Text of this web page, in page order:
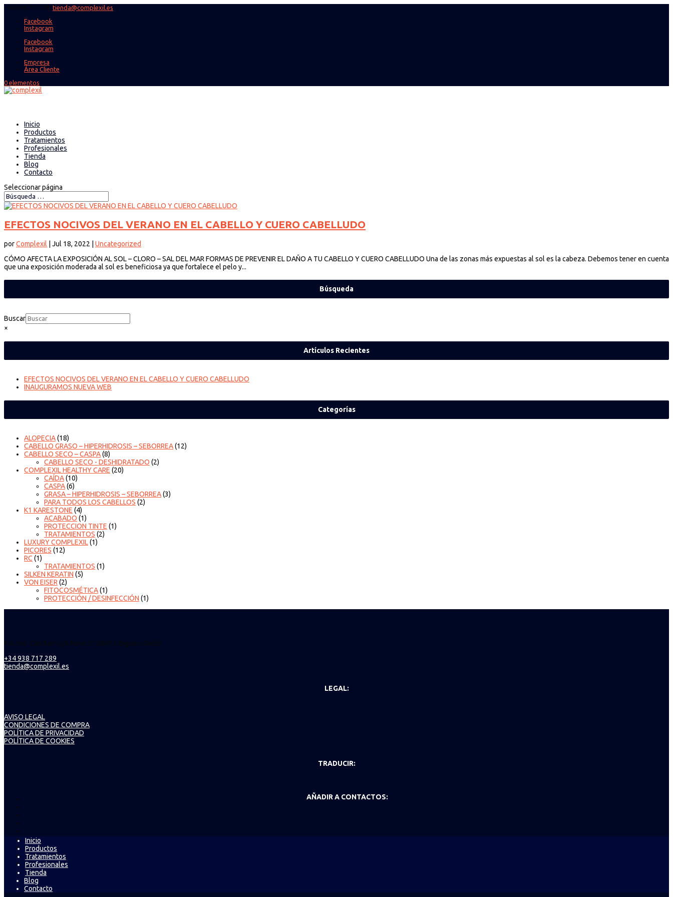
+34 938 717 289 tienda@complexil.es
Facebook
Instagram
Facebook
Instagram
Empresa
Área Cliente
0 elementos
Inicio
Productos
Tratamientos
Profesionales
Tienda
Blog
Contacto
Seleccionar página
EFECTOS NOCIVOS DEL VERANO EN EL CABELLO Y CUERO CABELLUDO
porComplexil Jul 18, 2022
Uncategorized
CÓMO AFECTA LA EXPOSICIÓN AL SOL – CLORO – SAL DEL MAR FORMAS DE PREVENIR EL DAÑO A TU CABELLO Y CUERO CABELLUDO Una de las zonas más expuestas al sol es la cabeza. Debemos tener en cuenta
que una exposición moderada al sol es beneficiosa ya que fortalece el pelo y...
Búsqueda
Buscar
×
Artículos Recientes
EFECTOS NOCIVOS DEL VERANO EN EL CABELLO Y CUERO CABELLUDO
INAUGURAMOS NUEVA WEB
Categorías
ALOPECIA(18)
CABELLO GRASO – HIPERHIDROSIS – SEBORREA(12)
CABELLO SECO – CASPA(8)
CABELLO SECO - DESHIDRATADO (2)
COMPLEXIL HEALTHY CARE (20)
CAÍDA(10)
CASPA(6)
GRASA – HIPERHIDROSIS – SEBORREA(3)
PARA TODOS LOS CABELLOS (2)
K1 KARESTONE (4)
ACABADO (1)
PROTECCION TINTE (1)
TRATAMIENTOS (2)
LUXURY COMPLEXIL(1)
PICORES (12)
RC (1)
TRATAMIENTOS (1)
SILKEN KERATIN (5)
VON EISER (2)
FITOCOSMÉTICA(1)
PROTECCIÓN / DESINFECCIÓN (1)
Pol. Ind. Can Barri c/A Nave 31 08415 Bigues i Riells
+34 938 717 289
tienda@complexil.es
LEGAL:
AVISO LEGAL
CONDICIONES DE COMPRA
POLÍTICA DE PRIVACIDAD
POLÍTICA DE COOKIES
TRADUCIR:
AÑADIR A CONTACTOS:
Inicio
Productos
Tratamientos
Profesionales
Tienda
Blog
Contacto